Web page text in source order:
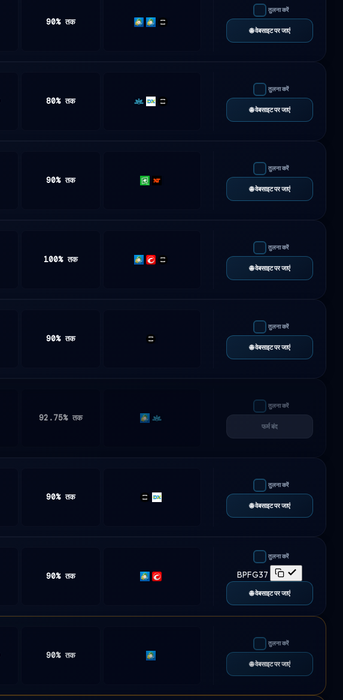
90% तक MT4MT5TradeLocker
तुलना करें
🌐 वेबसाइट पर जाएं
80% तक
Match-
DXtrade
TradeLocker
तुलना करें
🌐 वेबसाइट पर जाएं
90% तक Rithmic
NinjaTrader
तुलना करें
🌐 वेबसाइट पर जाएं
100% तक MT5cTrader
TradeLocker
तुलना करें
🌐 वेबसाइट पर जाएं
90% तक TradeLocker
तुलना करें
🌐 वेबसाइट पर जाएं
92.75% तक MT5Match-
तुलना करें
फर्म बंद
90% तक TradeLocker
DXtrade
तुलना करें
🌐 वेबसाइट पर जाएं
90% तक MT5cTrader
तुलना करें
BPFG37
🌐 वेबसाइट पर जाएं
90% तक MT5
तुलना करें
🌐 वेबसाइट पर जाएं